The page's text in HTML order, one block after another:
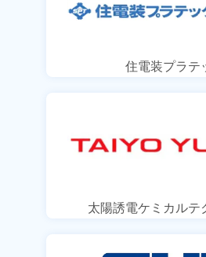
住電装プラテ
太陽誘電ケミカルテ